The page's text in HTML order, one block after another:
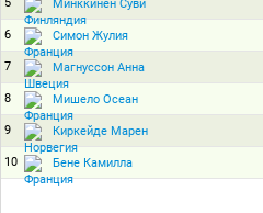
5 Минккинен Суви
6 Симон Жулия
7 Магнуссон Анна
8 Мишело Осеан
9 Киркейде Марен
10 Бене Камилла